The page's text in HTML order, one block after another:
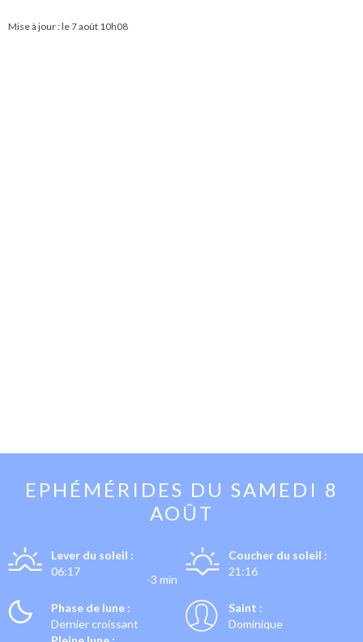
Mise à jour : le7 août 10h08
EPHÉMÉRIDES DU SAMEDI 8
AOÛT
Lever du soleil :
06:17
-3 min
Coucher du soleil :
21:16
Phase de lune :
Dernier croissant
Saint :
Dominique